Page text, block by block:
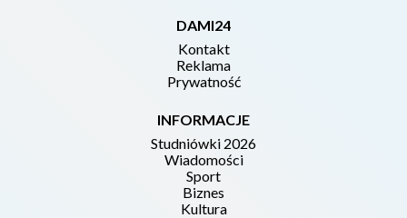
DAMI24
Kontakt
Reklama
Prywatność
INFORMACJE
Studniówki 2026
Wiadomości
Sport
Biznes
Kultura